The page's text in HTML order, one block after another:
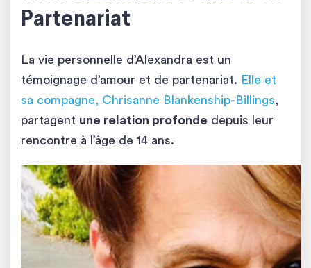
Partenariat
La vie personnelle d’Alexandra est un
témoignage d’amour et de partenariat. Elle et
sa compagne, Chrisanne Blankenship-Billings,
partagent une relation profonde depuis leur
rencontre à l’âge de 14 ans.